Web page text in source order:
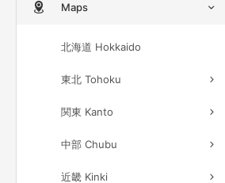
Maps
北海道 Hokkaido
東北 Tohoku
関東 Kanto
中部 Chubu
近畿 Kinki